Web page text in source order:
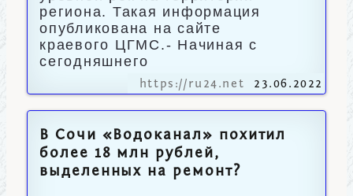
региона. Такая информация
опубликована на сайте
краевого ЦГМС.- Начиная с
сегодняшнего
https://ru24.net 23.06.2022
В Сочи «Водоканал» похитил
более 18 млн рублей,
выделенных на ремонт?